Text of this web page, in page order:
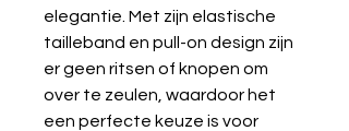
elegantie. Met zijn elastische
tailleband en pull-on design zijn
er geen ritsen of knopen om
over te zeulen, waardoor het
een perfecte keuze is voor